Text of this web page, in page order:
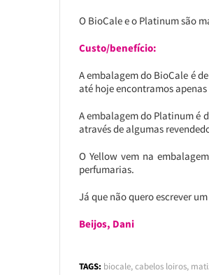
O BioCale e o Platinum são
Custo/benefício:
A embalagem do BioCale é
até hoje encontramos
A embalagem do Platinum é
através de algumas
O Yellow vem na
perfumarias.
Já que não quero escrever
Beijos, Dani
TAGS: biocale,cabelos loiros,